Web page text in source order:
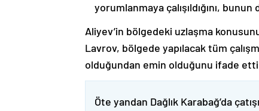
yorumlanmaya çalışıldığını,
Aliyev’in bölgedeki uzlaşma
Lavrov, bölgede yapılacak tüm
olduğundan emin olduğunu ifade
Öte yandan Dağlık Karabağ’da